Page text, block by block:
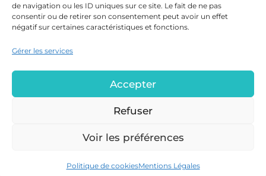
de navigation ou les ID uniques sur ce site. Le fait de ne pas
consentir ou de retirer son consentement peut avoir un effet
négatif sur certaines caractéristiques et fonctions.
Gérer les services
Accepter
Refuser
Voir les préférences
Politique de cookiesMentions Légales
Contact
Politique de cookies